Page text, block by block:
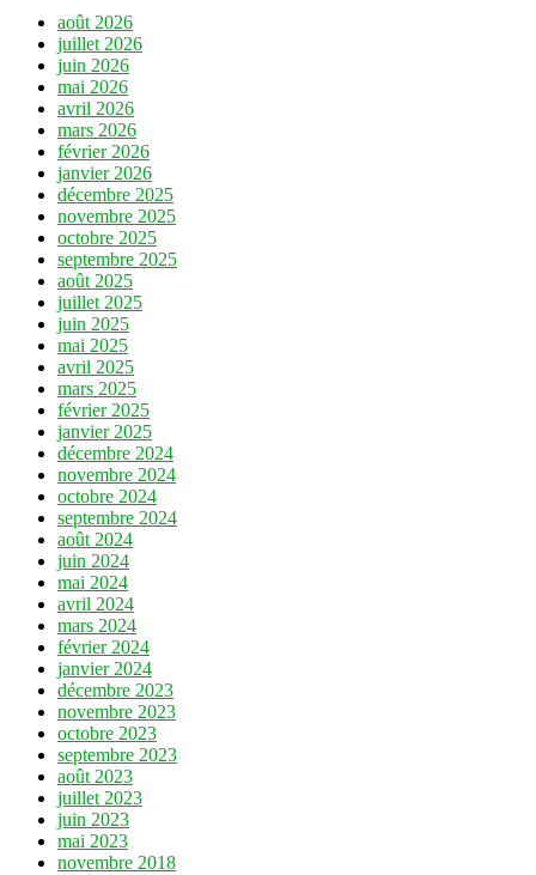
août 2026
juillet 2026
juin 2026
mai 2026
avril 2026
mars 2026
février 2026
janvier 2026
décembre 2025
novembre 2025
octobre 2025
septembre 2025
août 2025
juillet 2025
juin 2025
mai 2025
avril 2025
mars 2025
février 2025
janvier 2025
décembre 2024
novembre 2024
octobre 2024
septembre 2024
août 2024
juin 2024
mai 2024
avril 2024
mars 2024
février 2024
janvier 2024
décembre 2023
novembre 2023
octobre 2023
septembre 2023
août 2023
juillet 2023
juin 2023
mai 2023
novembre 2018